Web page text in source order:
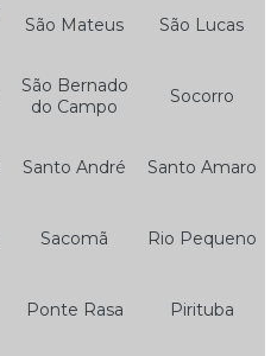
São Mateus São Lucas
São Bernado
do Campo
Socorro
Santo André Santo Amaro
Sacomã Rio Pequeno
Ponte Rasa Pirituba